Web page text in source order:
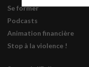
Se former
Podcasts
Animation financière
Stop à la violence !